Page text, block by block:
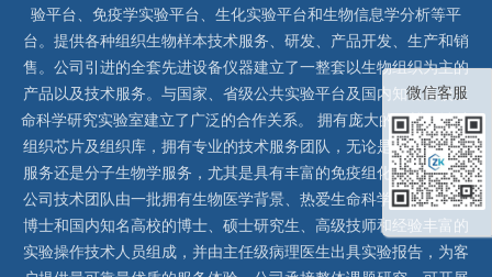
验平台、免疫学实验平台、生化实验平台和生物信息学分析等平
台。提供各种组织生物样本技术服务、研发、产品开发、生产和销
售。公司引进的全套先进设备仪器建立了一整套以生物组织为主的
产品以及技术服务。与国家、省级公共实验平台及国内知名高校生
命科学研究实验室建立了广泛的合作关系。 拥有庞大的石蜡、冰冻
组织芯片及组织库，拥有专业的技术服务团队，无论是形态病理学
服务还是分子生物学服务，尤其是具有丰富的免疫组化实验经验，
公司技术团队由一批拥有生物医学背景、热爱生命科学研究的留美
博士和国内知名高校的博士、硕士研究生、高级技师和经验丰富的
实验操作技术人员组成，并由主任级病理医生出具实验报告，为客
微信客服